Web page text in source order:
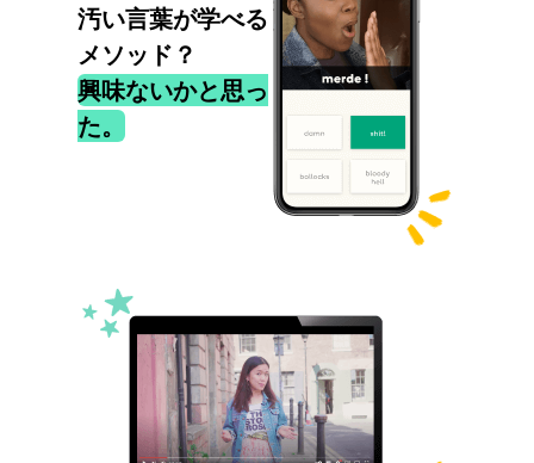
汚い言葉が学べる
メソッド？
興味ないかと思っ
た。